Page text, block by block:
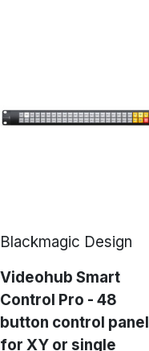
Blackmagic Design
Videohub Smart
Control Pro - 48
button control panel
for XY or single